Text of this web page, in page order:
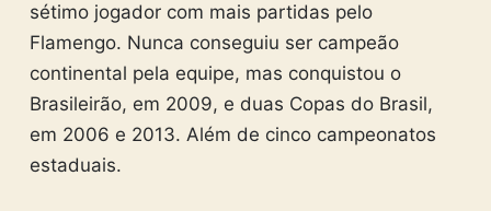
sétimo jogador com mais partidas pelo
Flamengo. Nunca conseguiu ser campeão
continental pela equipe, mas conquistou o
Brasileirão, em 2009, e duas Copas do Brasil,
em 2006 e 2013. Além de cinco campeonatos
estaduais.